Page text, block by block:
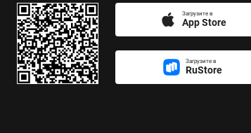
Загрузите в
App Store
Загрузите в
RuStore